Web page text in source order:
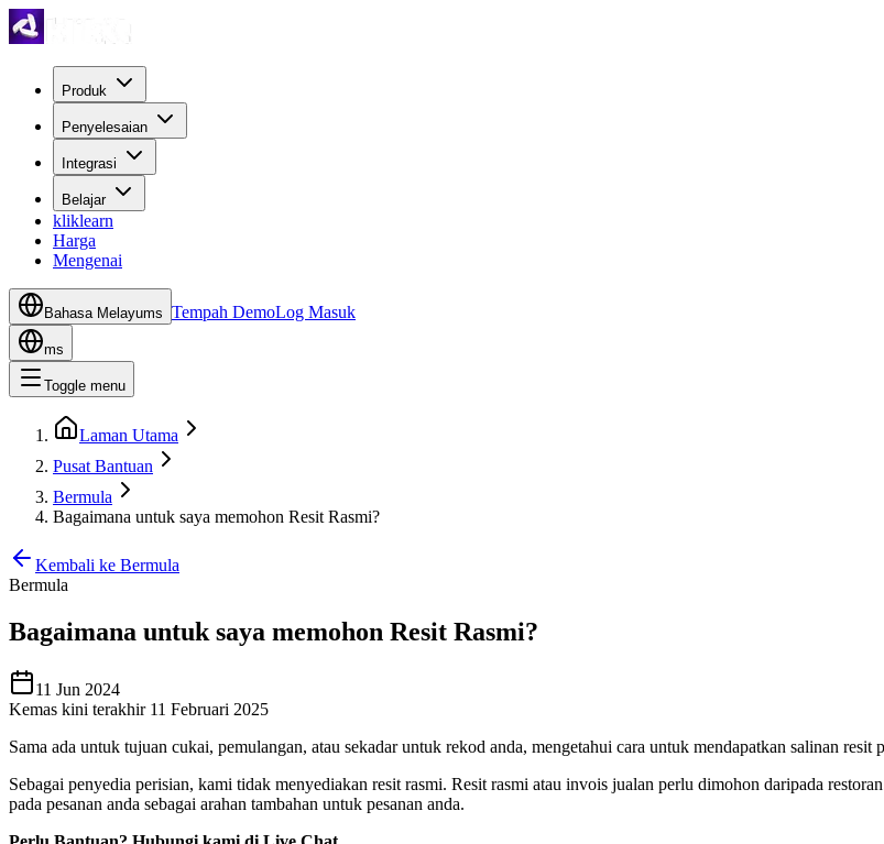
Produk
Penyelesaian
Integrasi
Belajar
kliklearn
Harga
Mengenai
Bahasa Melayums Tempah DemoLog Masuk
ms
Toggle menu
Laman Utama
Pusat Bantuan
Bermula
Bagaimana untuk saya memohon Resit Rasmi?
Kembali ke Bermula
Bermula
Bagaimana untuk saya memohon Resit Rasmi?
11 Jun 2024
Kemas kini terakhir 11 Februari 2025
Sama ada untuk tujuan cukai, pemulangan, atau sekadar untuk rekod anda, mengetahui cara untuk mendapatkan salinan resit
Sebagai penyedia perisian, kami tidak menyediakan resit rasmi. Resit rasmi atau invois jualan perlu dimohon daripada
pada pesanan anda sebagai arahan tambahan untuk pesanan anda.